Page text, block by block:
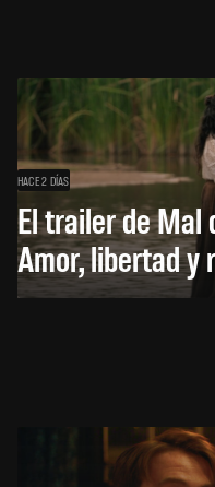
HACE 2 DÍAS
El trailer de Mal
Amor, libertad y